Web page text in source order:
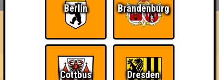
FAQ ÜBER UNS
QUIZLABOR Dresden #140
Angemeldete Teams
Berlin Brandenburg
Cottbus Dresden